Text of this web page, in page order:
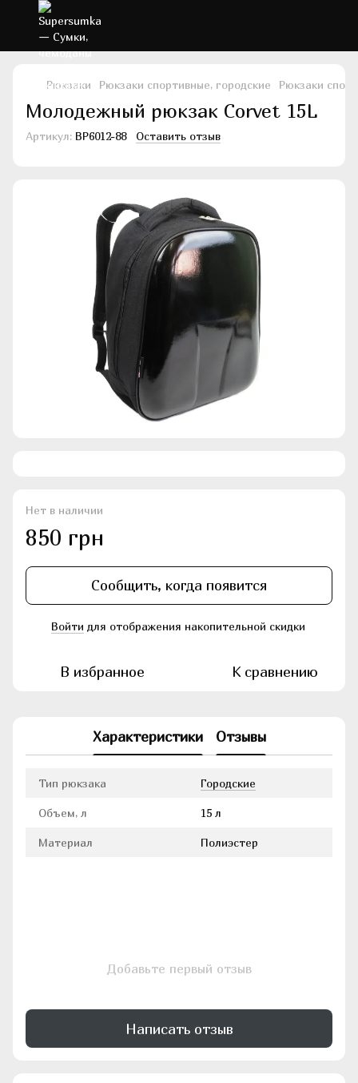
Рюкзаки Рюкзаки спортивные, городские Рюкзаки
Молодежный рюкзак Corvet 15L
Артикул: BP6012-88 Оставить отзыв
Нет в наличии
850 грн
Сообщить, когда появится
Войти для отображения накопительной скидки
В избранное К сравнению
Характеристики Отзывы
Тип рюкзака Городские
Объем, л 15 л
Материал Полиэстер
Добавьте первый отзыв
Написать отзыв